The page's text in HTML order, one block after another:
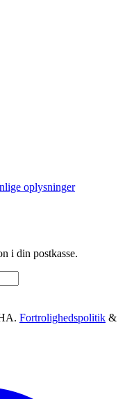
oplysninger
i din postkasse.
Fortrolighedspolitik &